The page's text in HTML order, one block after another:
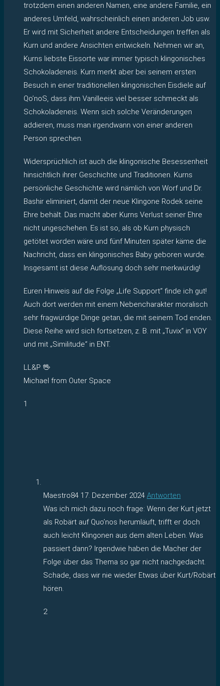
trotzdem einen anderen Namen, eine andere Familie, ein
anderes Umfeld, wahrscheinlich einen anderen Job usw.
Er wird mit Sicherheit andere Entscheidungen treffen als
Kurn und andere Ansichten entwickeln. Nehmen wir an,
Kurns liebste Eissorte war immer typisch klingonisches
Schokoladeneis. Kurn merkt aber bei seinem ersten
Besuch in einer traditionellen klingonischen Eisdiele auf
Qo’noS, dass ihm Vanilleeis viel besser schmeckt als
Schokoladeneis. Wenn sich solche Veränderungen
addieren, muss man irgendwann von einer anderen
Person sprechen.
Widersprüchlich ist auch die klingonische Besessenheit
hinsichtlich ihrer Geschichte und Traditionen. Kurns
persönliche Geschichte wird nämlich von Worf und Dr.
Bashir eliminiert, damit der neue Klingone Rodek seine
Ehre behält. Das macht aber Kurns Verlust seiner Ehre
nicht ungeschehen. Es ist so, als ob Kurn physisch
getötet worden wäre und fünf Minuten später käme die
Nachricht, dass ein klingonisches Baby geboren wurde.
Insgesamt ist diese Auflösung doch sehr merkwürdig!
Euren Hinweis auf die Folge „Life Support“ finde ich gut!
Auch dort werden mit einem Nebencharakter moralisch
sehr fragwürdige Dinge getan, die mit seinem Tod enden.
Diese Reihe wird sich fortsetzen, z. B. mit „Tuvix“ in VOY
und mit „Similitude“ in ENT.
LL&P 🖖
Michael from Outer Space
1
Maestro84 17. Dezember 2024 Antworten
Was ich mich dazu noch frage: Wenn der Kurt jetzt
als Robärt auf Quo’nos herumläuft, trifft er doch
auch leicht Klingonen aus dem alten Leben. Was
passiert dann? Irgendwie haben die Macher der
Folge über das Thema so gar nicht nachgedacht.
Schade, dass wir nie wieder Etwas über Kurt/Robärt
hören.
2